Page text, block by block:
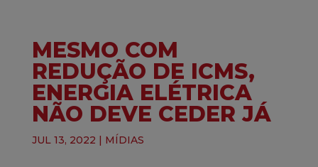
MESMO COM
REDUÇÃO DE ICMS,
ENERGIA ELÉTRICA
NÃO DEVE CEDER JÁ
JUL 13, 2022 | MÍDIAS